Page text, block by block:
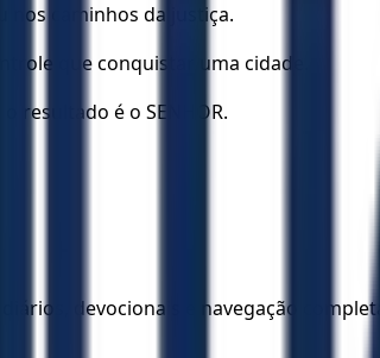
nos caminhos da justiça.
que conquistar uma cidade.
resultado é o SENHOR.
devocionais e navegação completa.